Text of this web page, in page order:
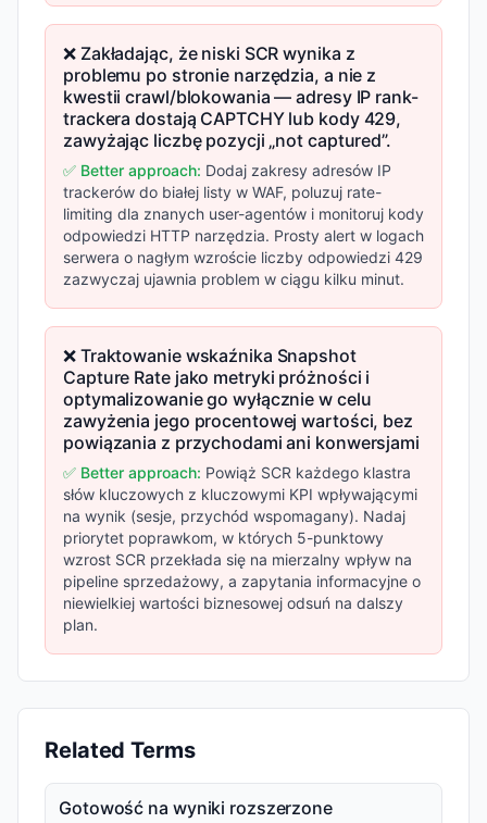
❌ Zakładając, że niski SCR wynika z
problemu po stronie narzędzia, a nie z
kwestii crawl/blokowania — adresy IP rank-
trackera dostają CAPTCHY lub kody 429,
zawyżając liczbę pozycji „not captured”.
✅ Better approach: Dodaj zakresy adresów IP
trackerów do białej listy w WAF, poluzuj rate-
limiting dla znanych user-agentów i monitoruj kody
odpowiedzi HTTP narzędzia. Prosty alert w logach
serwera o nagłym wzroście liczby odpowiedzi 429
zazwyczaj ujawnia problem w ciągu kilku minut.
❌ Traktowanie wskaźnika Snapshot
Capture Rate jako metryki próżności i
optymalizowanie go wyłącznie w celu
zawyżenia jego procentowej wartości, bez
powiązania z przychodami ani konwersjami
✅ Better approach: Powiąż SCR każdego klastra
słów kluczowych z kluczowymi KPI wpływającymi
na wynik (sesje, przychód wspomagany). Nadaj
priorytet poprawkom, w których 5-punktowy
wzrost SCR przekłada się na mierzalny wpływ na
pipeline sprzedażowy, a zapytania informacyjne o
niewielkiej wartości biznesowej odsuń na dalszy
plan.
Related Terms
Gotowość na wyniki rozszerzone